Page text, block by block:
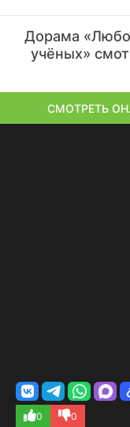
Дорама
учёных»
СМОТРЕТЬ
0 0